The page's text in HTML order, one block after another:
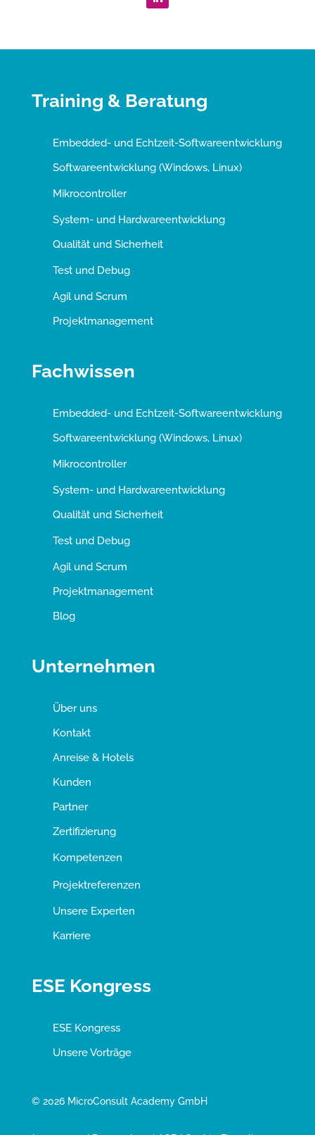
Training & Beratung
Embedded- und Echtzeit-Softwareentwicklung
Softwareentwicklung (Windows, Linux)
Mikrocontroller
System- und Hardwareentwicklung
Qualität und Sicherheit
Test und Debug
Agil und Scrum
Projektmanagement
Fachwissen
Embedded- und Echtzeit-Softwareentwicklung
Softwareentwicklung (Windows, Linux)
Mikrocontroller
System- und Hardwareentwicklung
Qualität und Sicherheit
Test und Debug
Agil und Scrum
Projektmanagement
Blog
Unternehmen
Über uns
Kontakt
Anreise & Hotels
Kunden
Partner
Zertifizierung
Kompetenzen
Projektreferenzen
Unsere Experten
Karriere
ESE Kongress
ESE Kongress
Unsere Vorträge
© 2026 MicroConsult Academy GmbH